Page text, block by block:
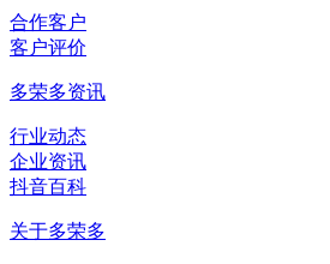
合作客户
客户评价
多荣多资讯
行业动态
企业资讯
抖音百科
关于多荣多